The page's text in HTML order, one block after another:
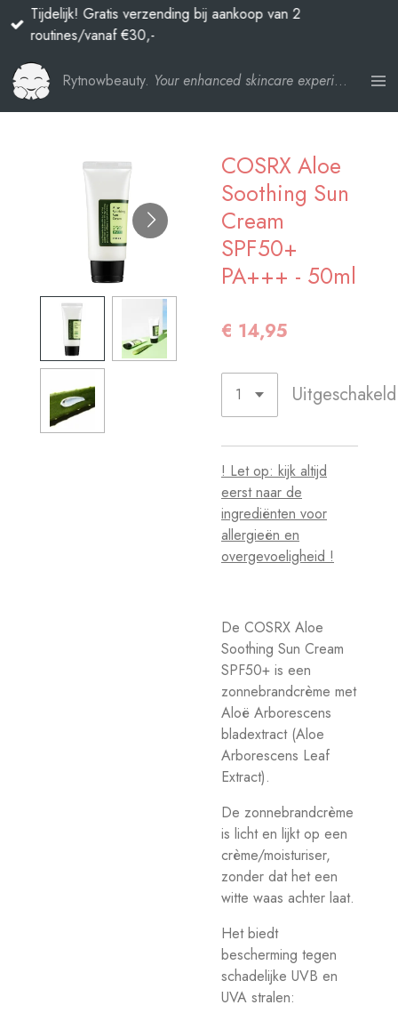
Ga
direct
naar
de
hoofdinhoud
Rytnowbeauty. Your enhanced skincare experience
Tijdelijk! Gratis verzending bij aankoop van 2
routines/vanaf €30,-
COSRX Aloe
Soothing Sun
Cream
SPF50+
PA+++ - 50ml
€ 14,95
Uitgeschakeld
! Let op: kijk altijd
eerst naar de
ingrediënten voor
allergieën en
overgevoeligheid !
De COSRX Aloe
Soothing Sun Cream
SPF50+ is een
zonnebrandcrème met
Aloë Arborescens
bladextract (Aloe
Arborescens Leaf
Extract).
De zonnebrandcrème
is licht en lijkt op een
crème/moisturiser,
zonder dat het een
witte waas achter laat.
Het biedt
bescherming tegen
schadelijke UVB en
UVA stralen: